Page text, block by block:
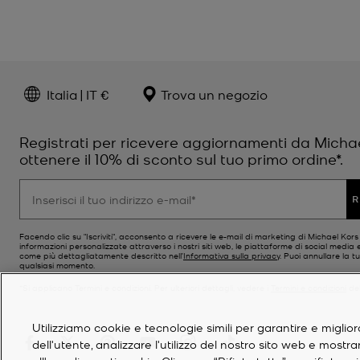
Italia | IT € Trova un negozio
Registrati per ricevere aggiornamenti da
ottenere il 10% di sconto sul tuo primo ordine*.
Facendo clic su "Iscriviti", acconsento a ricevere le e-mail di marketing di Michael
informazioni personalizzate attraverso i nostri siti web, le piattaforme di social media
come più dettagliatamente descritto nell’Informativa sulla privacy. Puoi annullare la
qualsiasi momento.
Utilizziamo cookie e tecnologie simili per garantire e
dell'utente, analizzare l'utilizzo del nostro sito web e